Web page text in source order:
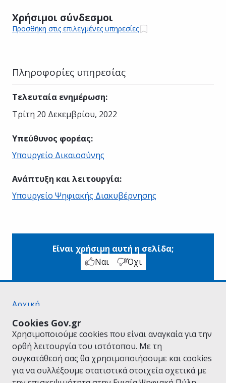
Cookies Gov.gr
Χρησιμοποιούμε cookies που είναι αναγκαία για την
ορθή λειτουργία του ιστότοπου. Με τη
συγκατάθεσή σας θα χρησιμοποιήσουμε και cookies
για να συλλέξουμε στατιστικά στοιχεία σχετικά με
Χρήσιμοι σύνδεσμοι
Προσθήκη στις επιλεγμένες υπηρεσίες
Πληροφορίες υπηρεσίας
Τελευταία ενημέρωση:
Τρίτη 20 Δεκεμβρίου, 2022
Υπεύθυνος φορέας:
Υπουργείο Δικαιοσύνης
Ανάπτυξη και λειτουργία:
Υπουργείο Ψηφιακής Διακυβέρνησης
Είναι χρήσιμη αυτή η σελίδα;
Ναι
Όχι
Αρχική
Όροι Χρήσης
Πολιτική Απορρήτου
Δήλωση προσβασιμότητας
Πολιτική cookies
Προτάσεις για το gov.gr